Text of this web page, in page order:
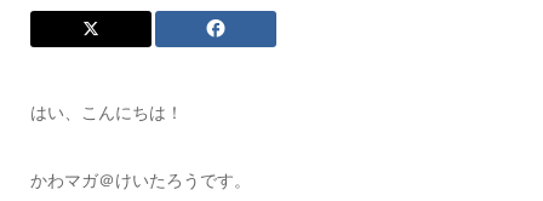
はい、こんにちは！
かわマガ＠けいたろうです。